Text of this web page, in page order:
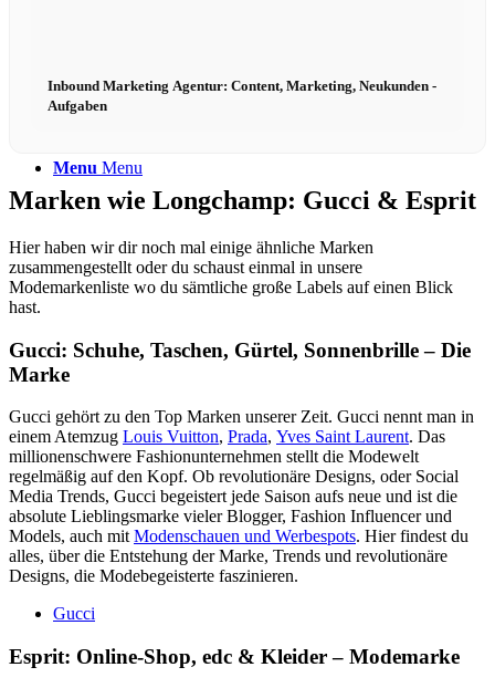
Menu Menu
Inbound Marketing Agentur: Content, Marketing, Neukunden -
Aufgaben
Marken wie Longchamp: Gucci & Esprit
Hier haben wir dir noch mal einige ähnliche Marken
zusammengestellt oder du schaust einmal in unsere
Modemarkenliste wo du sämtliche große Labels auf einen Blick
hast.
Gucci: Schuhe, Taschen, Gürtel, Sonnenbrille – Die
Marke
Gucci gehört zu den Top Marken unserer Zeit. Gucci nennt man in
einem Atemzug Louis Vuitton, Prada, Yves Saint Laurent. Das
millionenschwere Fashionunternehmen stellt die Modewelt
regelmäßig auf den Kopf. Ob revolutionäre Designs, oder Social
Media Trends, Gucci begeistert jede Saison aufs neue und ist die
absolute Lieblingsmarke vieler Blogger, Fashion Influencer und
Models, auch mit Modenschauen und Werbespots. Hier findest du
alles, über die Entstehung der Marke, Trends und revolutionäre
Designs, die Modebegeisterte faszinieren.
Gucci
Esprit: Online-Shop, edc & Kleider – Modemarke